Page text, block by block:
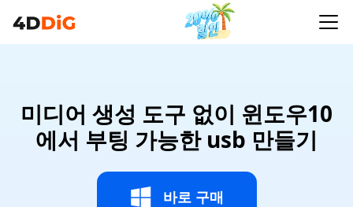
미디어 생성 도구 없이 윈도우10
에서 부팅 가능한 usb 만들기
바로 구매